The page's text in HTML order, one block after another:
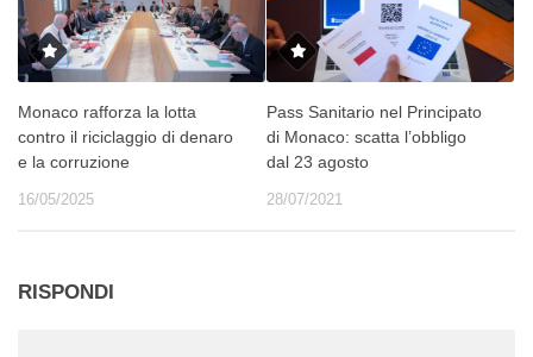
Monaco rafforza la lotta
contro il riciclaggio di denaro
e la corruzione
16/05/2025
Pass Sanitario nel Principato
di Monaco: scatta l’obbligo
dal 23 agosto
28/07/2021
RISPONDI